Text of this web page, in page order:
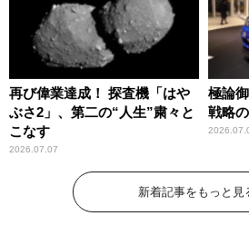
再び偉業達成！ 探査機「はや
ぶさ2」、第二の“人生”粛々と
こなす
2026.07.07
極論
戦略
新着記事をもっと見